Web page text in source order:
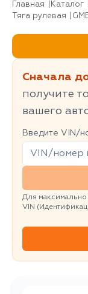
Главная Каталог
Тяга рулевая
Сначала
получите
вашего
Введите VIN/
Для максимально
VIN